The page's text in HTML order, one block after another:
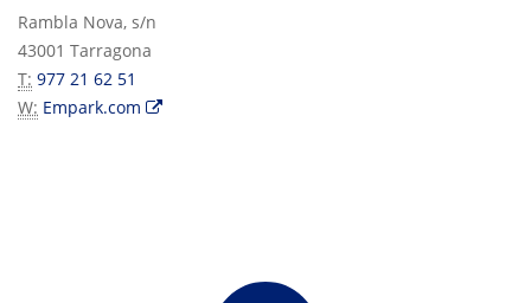
Rambla Nova, s/n
43001 Tarragona
T: 977 21 62 51
W: Empark.com